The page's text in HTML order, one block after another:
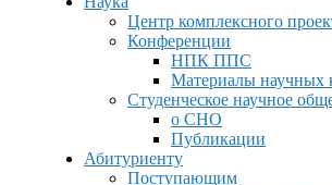
Центр комплексного
Конференции
НПК ППС
Материалы научных
Студенческое научное
о СНО
Публикации
Абитуриенту
Поступающим